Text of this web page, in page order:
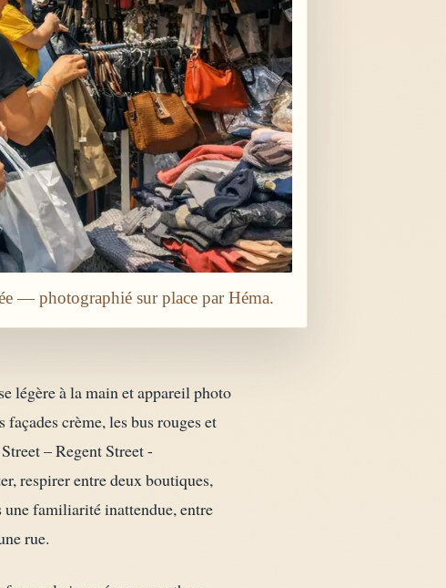
— photographié sur place par Héma.
légère à la main et appareil photo
crème, les bus rouges et
– Regent Street -
respirer entre deux boutiques,
une familiarité inattendue, entre
rue.